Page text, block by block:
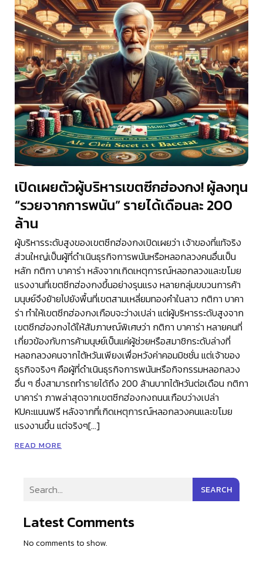
SEARCH
Latest Comments
No comments to show.
เปิดเผยตัวผู้บริหารเขตซีกฮ่องกง! ผู้ลงทุน
“รวยจากการพนัน” รายได้เดือนละ 200
ล้าน
ผู้บริหารระดับสูงของเขตซีกฮ่องกงเปิดเผยว่า เจ้าของที่แท้จริง
ส่วนใหญ่เป็นผู้ที่ดำเนินธุรกิจการพนันหรือหลอกลวงคนอื่นเป็น
หลัก กติกา บาคาร่า หลังจากเกิดเหตุการณ์หลอกลวงและขโมย
แรงงานที่เขตซีกฮ่องกงขึ้นอย่างรุนแรง หลายกลุ่มขบวนการค้า
มนุษย์จึงย้ายไปยังพื้นที่เขตสามเหลี่ยมทองคำในลาว กติกา บาคา
ร่า ทำให้เขตซีกฮ่องกงเกือบจะว่างเปล่า แต่ผู้บริหารระดับสูงจาก
เขตซีกฮ่องกงได้ให้สัมภาษณ์พิเศษว่า กติกา บาคาร่า หลายคนที่
เกี่ยวข้องกับการค้ามนุษย์เป็นแค่ผู้ช่วยหรือสมาชิกระดับล่างที่
หลอกลวงคนจากไต้หวันเพียงเพื่อหวังค่าคอมมิชชั่น แต่เจ้าของ
ธุรกิจจริงๆ คือผู้ที่ดำเนินธุรกิจการพนันหรือกิจกรรมหลอกลวง
อื่น ๆ ซึ่งสามารถทำรายได้ถึง 200 ล้านบาทไต้หวันต่อเดือน กติกา
บาคาร่า ภาพล่าสุดจากเขตซีกฮ่องกงถนนเกือบว่างเปล่า
KUคะแนนฟรี หลังจากที่เกิดเหตุการณ์หลอกลวงคนและขโมย
แรงงานขึ้น แต่จริงๆ[…]
READ MORE